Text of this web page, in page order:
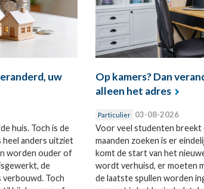
uw
huis. Toch is de
heel anders uitziet
worden ouder of
de
Toch
Op kamers? Dan
alleen het adres
Particulier 03-08-2026
Voor veel studenten breekt
maanden zoeken is er
komt de start van het
wordt verhuisd, er moeten
de laatste spullen worden